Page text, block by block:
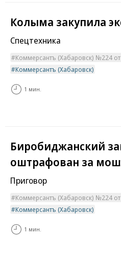
Колыма закупила
Спецтехника
Коммерсантъ (Хабаровск) №224
Коммерсантъ (Хабаровск)
1 мин.
Биробиджанский
оштрафован за
Приговор
Коммерсантъ (Хабаровск) №224
Коммерсантъ (Хабаровск)
1 мин.